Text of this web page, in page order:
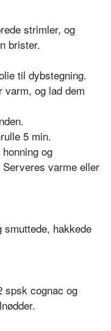
strimler, og
brister.
til dybstegning.
og lad dem
5 min.
og
varme eller
smuttede, hakkede
spsk cognac og